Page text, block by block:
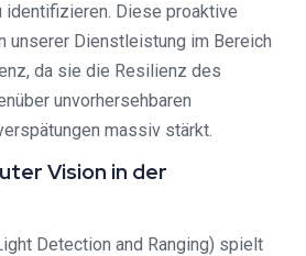
identifizieren. Diese proaktive
unserer Dienstleistung im Bereich
da sie die Resilienz des
unvorhersehbaren
massiv stärkt.
Vision in der
Detection and Ranging) spielt